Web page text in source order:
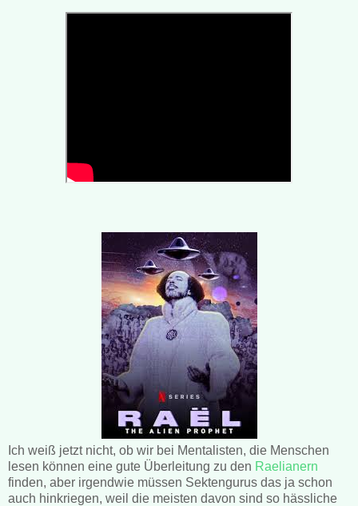
Ich weiß jetzt nicht, ob wir bei Mentalisten, die Menschen
lesen können eine gute Überleitung zu den Raelianern
finden, aber irgendwie müssen Sektengurus das ja schon
auch hinkriegen, weil die meisten davon sind so hässliche